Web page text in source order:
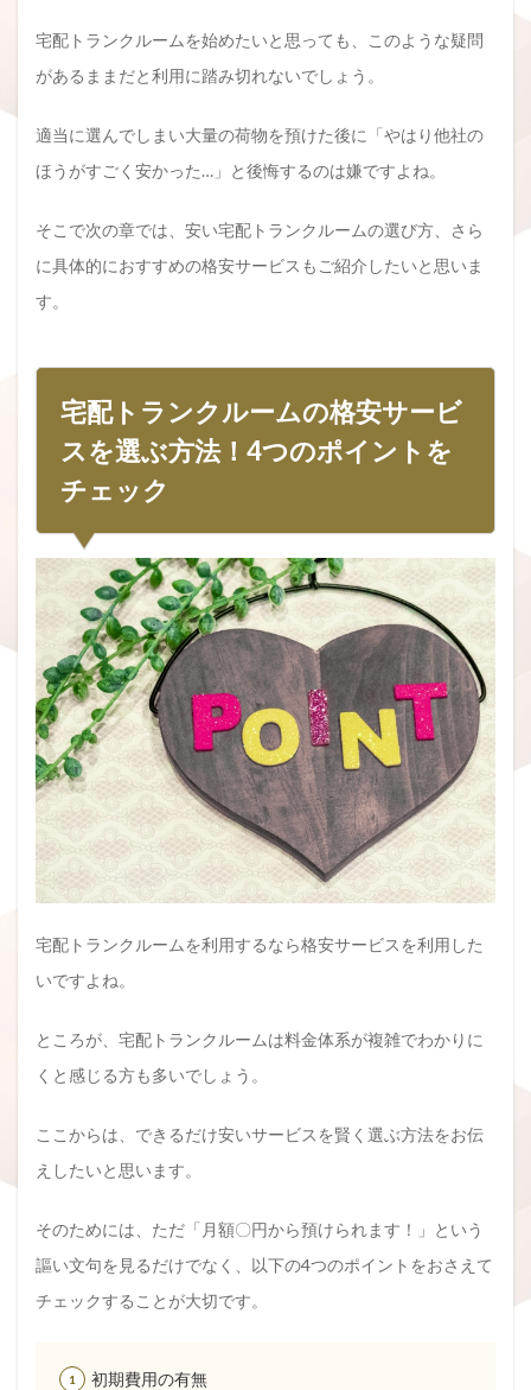
宅配トランクルームを始めたいと思っても、このような疑問
があるままだと利用に踏み切れないでしょう。
適当に選んでしまい大量の荷物を預けた後に「やはり他社の
ほうがすごく安かった…」と後悔するのは嫌ですよね。
そこで次の章では、安い宅配トランクルームの選び方、さら
に具体的におすすめの格安サービスもご紹介したいと思いま
す。
宅配トランクルームの格安サービ
スを選ぶ方法！4つのポイントを
チェック
宅配トランクルームを利用するなら格安サービスを利用した
いですよね。
ところが、宅配トランクルームは料金体系が複雑でわかりに
くと感じる方も多いでしょう。
ここからは、できるだけ安いサービスを賢く選ぶ方法をお伝
えしたいと思います。
そのためには、ただ「月額〇円から預けられます！」という
謳い文句を見るだけでなく、以下の4つのポイントをおさえて
チェックすることが大切です。
初期費用の有無